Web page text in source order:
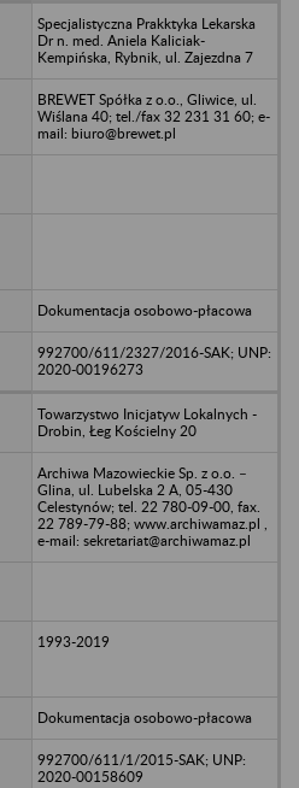
Specjalistyczna Prakktyka Lekarska
Dr n. med. Aniela Kaliciak-
Kempińska, Rybnik, ul. Zajezdna 7
BREWET Spółka z o.o., Gliwice, ul.
Wiślana 40; tel./fax 32 231 31 60; e-
mail: biuro@brewet.pl
Dokumentacja osobowo-płacowa
992700/611/2327/2016-SAK; UNP:
2020-00196273
Towarzystwo Inicjatyw Lokalnych -
Drobin, Łeg Kościelny 20
Archiwa Mazowieckie Sp. z o.o. –
Glina, ul. Lubelska 2 A, 05-430
Celestynów; tel. 22 780-09-00, fax.
22 789-79-88; www.archiwamaz.pl ,
e-mail: sekretariat@archiwamaz.pl
1993-2019
Dokumentacja osobowo-płacowa
992700/611/1/2015-SAK; UNP:
2020-00158609